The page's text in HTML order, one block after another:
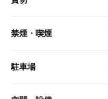
禁煙・喫煙
駐車場